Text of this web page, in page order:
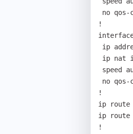
!
!
ip route
ip route
!